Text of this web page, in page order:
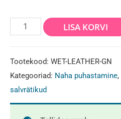
Niisked
puhastuslapid
GREEN
SHIELD
-
LISA KORVI
Tootekood: WET-LEATHER-GN
Kategooriad: Naha puhastamine,
salvrätikud